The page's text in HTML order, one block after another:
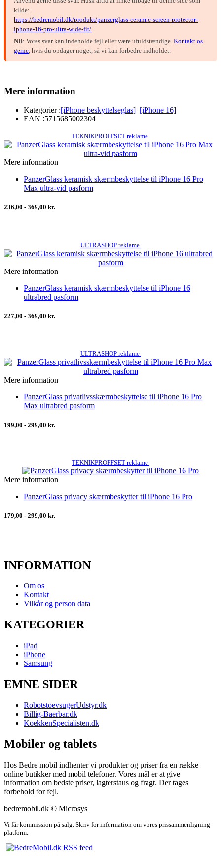
kilde:
https://bedremobil.dk/produkt/panzerglass-ceramic-screen-protector-
iphone-16-pro-ultra-wide-fit/
NB: Vores svar kan indeholde fejl eller være ufuldstændige. Kontakt os
gerne , hvis du opdager noget, så vi kan forbedre indholdet.
Mere information
Kategorier :[iPhone beskyttelseglas] [iPhone 16]
EAN :5715685002304
TEKNIKPROFFSET reklame
Mere information
PanzerGlass keramisk skærmbeskyttelse til iPhone 16 Pro
Max ultra-vid pasform
236,00 - 369,00 kr.
ULTRASHOP reklame
Mere information
PanzerGlass keramisk skærmbeskyttelse til iPhone 16
ultrabred pasform
227,00 - 369,00 kr.
ULTRASHOP reklame
Mere information
PanzerGlass privatlivsskærmbeskyttelse til iPhone 16 Pro
Max ultrabred pasform
199,00 - 299,00 kr.
TEKNIKPROFFSET reklame
Mere information
PanzerGlass privacy skærmbeskytter til iPhone 16 Pro
179,00 - 299,00 kr.
INFORMATION
Om os
Kontakt
Vilkår og person data
KATEGORIER
iPad
iPhone
Samsung
EMNE SIDER
RobotstoevsugerUdstyr.dk
Billig-Baerbar.dk
KoekkenSpecialisten.dk
Mobiler og tablets
Hos Bedre mobil indhenter vi produkter og priser fra en række
online butikker med mobil telefoner. Vores mål er at give
information om bedste priser, lagterstaus og fragt. Der tages
forbehold for fejl.
bedremobil.dk © Microsys
Vi får kommission på salg. Skriv for information om vores prissammenligning
platform.